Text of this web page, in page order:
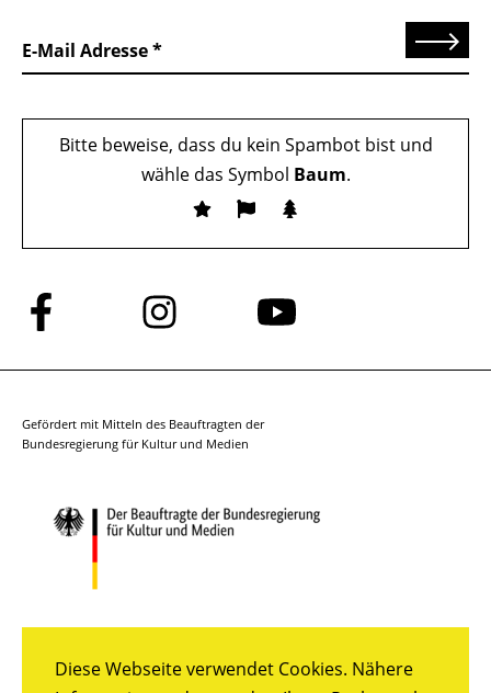
Diese Webseite verwendet Cookies. Nähere
E-Mail Adresse Senden
Bitte beweise, dass du kein Spambot bist und
wähle das Symbol Baum.
Folge
uns
auf
Folge
uns
auf
Folge
auf
Gefördert mit Mitteln des Beauftragten der
Bundesregierung für Kultur und Medien